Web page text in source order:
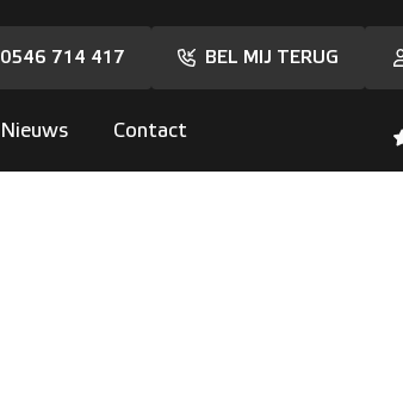
0546 714 417 BEL MIJ TERUG
Nieuws Contact